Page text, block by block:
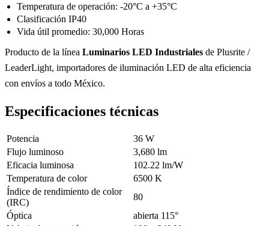
Temperatura de operación: -20°C a +35°C
Clasificación IP40
Vida útil promedio: 30,000 Horas
Producto de la línea Luminarios LED Industriales de Plusrite /
LeaderLight, importadores de iluminación LED de alta eficiencia
con envíos a todo México.
Especificaciones técnicas
Potencia
36 W
Flujo luminoso
3,680 lm
Eficacia luminosa
102.22 lm/W
Temperatura de color
6500 K
Índice de rendimiento de color
(IRC)
80
Óptica
abierta 115°